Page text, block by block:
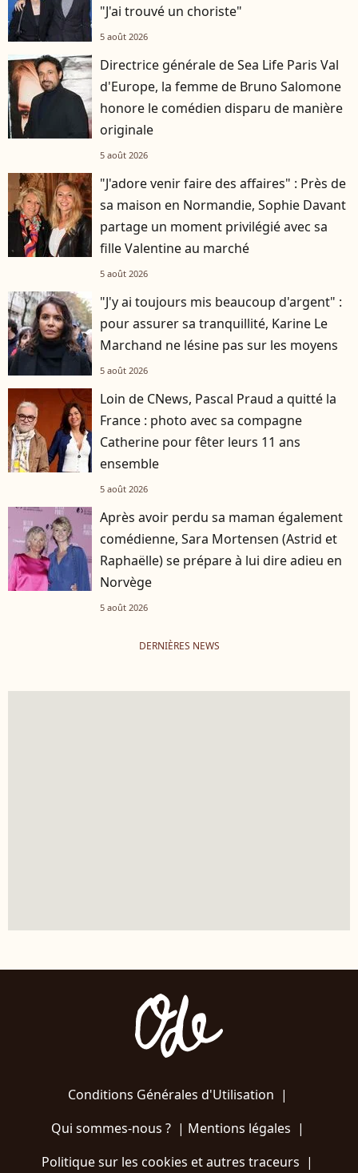
"J'ai trouvé un choriste"
5 août 2026
Directrice générale de Sea Life Paris Val
d'Europe, la femme de Bruno Salomone
honore le comédien disparu de manière
originale
5 août 2026
"J'adore venir faire des affaires" : Près de
sa maison en Normandie, Sophie Davant
partage un moment privilégié avec sa
fille Valentine au marché
5 août 2026
"J'y ai toujours mis beaucoup d'argent" :
pour assurer sa tranquillité, Karine Le
Marchand ne lésine pas sur les moyens
5 août 2026
Loin de CNews, Pascal Praud a quitté la
France : photo avec sa compagne
Catherine pour fêter leurs 11 ans
ensemble
5 août 2026
Après avoir perdu sa maman également
comédienne, Sara Mortensen (Astrid et
Raphaëlle) se prépare à lui dire adieu en
Norvège
5 août 2026
DERNIÈRES NEWS
Conditions Générales d'Utilisation |
Qui sommes-nous ?| Mentions légales |
Politique sur les cookies et autres traceurs |